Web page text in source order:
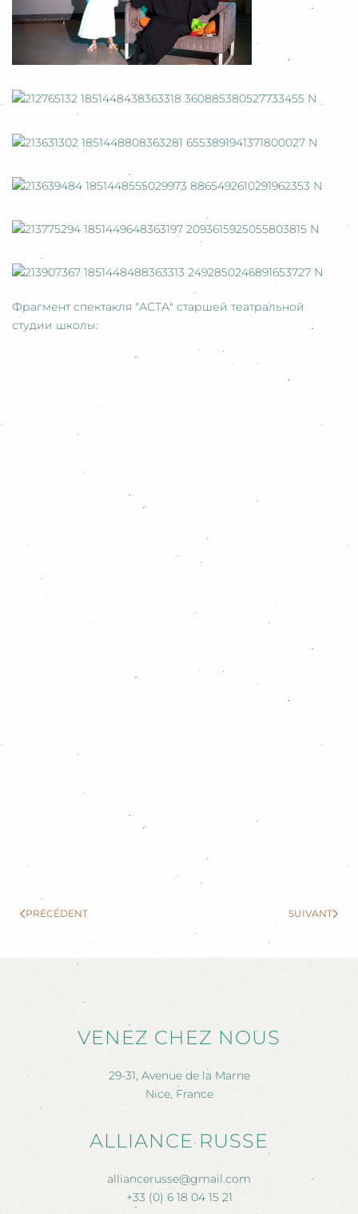
Фрагмент спектакля "АСТА" старшей театральной
студии школы:
PRÉCÉDENT SUIVANT
VENEZ CHEZ NOUS
29-31, Avenue de la Marne
Nice, France
ALLIANCE RUSSE
alliancerusse@gmail.com
+33 (0) 6 18 04 15 21